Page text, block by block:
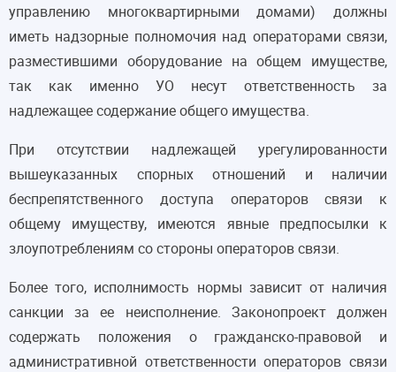
управлению многоквартирными домами) должны
иметь надзорные полномочия над операторами связи,
разместившими оборудование на общем имуществе,
так как именно УО несут ответственность за
надлежащее содержание общего имущества.
При отсутствии надлежащей урегулированности
вышеуказанных спорных отношений и наличии
беспрепятственного доступа операторов связи к
общему имуществу, имеются явные предпосылки к
злоупотреблениям со стороны операторов связи.
Более того, исполнимость нормы зависит от наличия
санкции за ее неисполнение. Законопроект должен
содержать положения о гражданско-правовой и
административной ответственности операторов связи